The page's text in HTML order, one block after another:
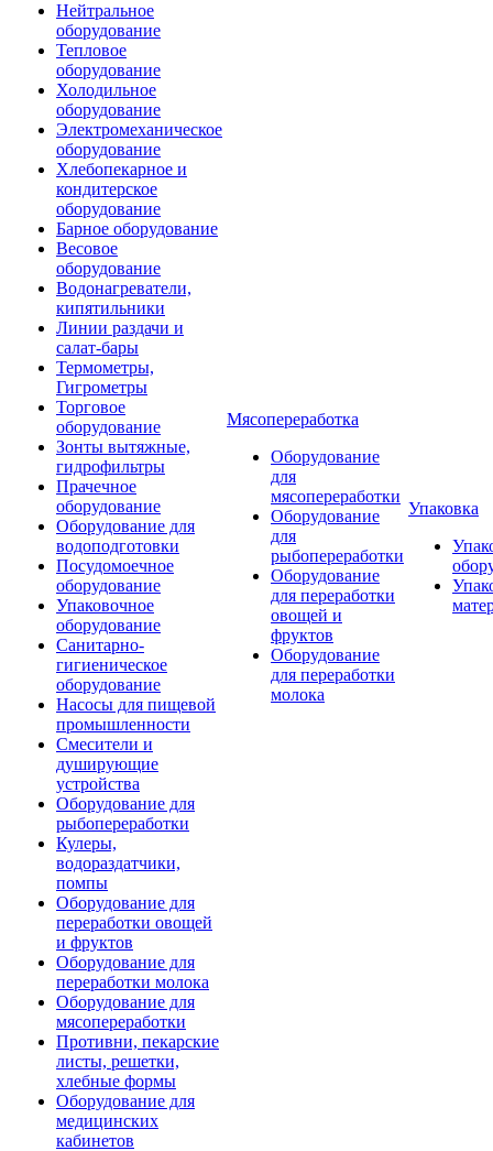
Нейтральное
оборудование
Тепловое
оборудование
Холодильное
оборудование
Электромеханическое
оборудование
Хлебопекарное и
кондитерское
оборудование
Барное оборудование
Весовое
оборудование
Водонагреватели,
кипятильники
Линии раздачи и
салат-бары
Термометры,
Гигрометры
Торговое
оборудование
Зонты вытяжные,
гидрофильтры
Прачечное
оборудование
Оборудование для
водоподготовки
Посудомоечное
оборудование
Упаковочное
оборудование
Санитарно-
гигиеническое
оборудование
Насосы для пищевой
промышленности
Смесители и
душирующие
устройства
Оборудование для
рыбопереработки
Кулеры,
водораздатчики,
помпы
Оборудование для
переработки овощей
и фруктов
Оборудование для
переработки молока
Оборудование для
мясопереработки
Противни, пекарские
листы, решетки,
хлебные формы
Оборудование для
медицинских
кабинетов
Мясопереработка
Оборудование
для
мясопереработки
Оборудование
для
рыбопереработки
Оборудование
для переработки
овощей и
фруктов
Оборудование
для переработки
молока
Упаковка